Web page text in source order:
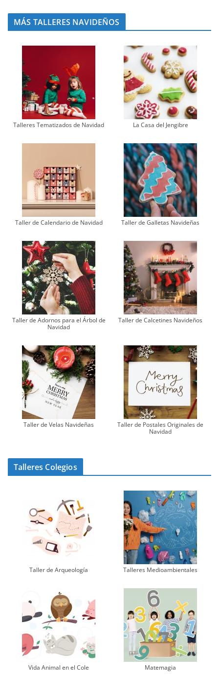
MÁS TALLERES NAVIDEÑOS
Talleres Tematizados de Navidad La Casa del Jengibre
Taller de Calendario de Navidad Taller de Galletas Navideñas
Taller de Adornos para el Árbol de
Navidad
Taller de Calcetines Navideños
Taller de Velas Navideñas
Taller de Postales Originales de
Navidad
Talleres Colegios
Taller de Arqueología Talleres Medioambientales
Vida Animal en el Cole Matemagia